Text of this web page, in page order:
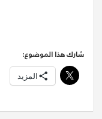
شارك هذا الموضوع:
المزيد